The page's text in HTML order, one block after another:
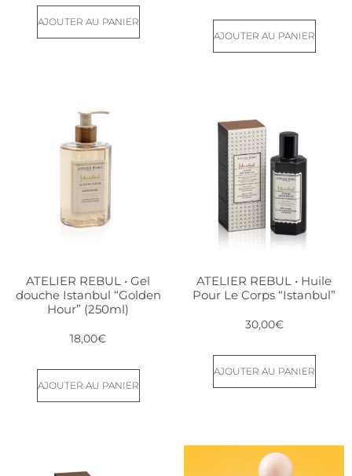
AJOUTER AU PANIER
AJOUTER AU PANIER
ATELIER REBUL • Gel
douche Istanbul “Golden
Hour” (250ml)
18,00€
AJOUTER AU PANIER
ATELIER REBUL • Huile
Pour Le Corps “Istanbul”
30,00€
AJOUTER AU PANIER